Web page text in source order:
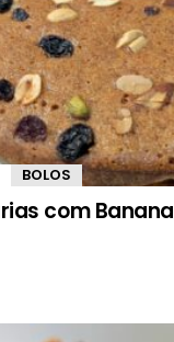
Comentários
BOLOS
com Banana